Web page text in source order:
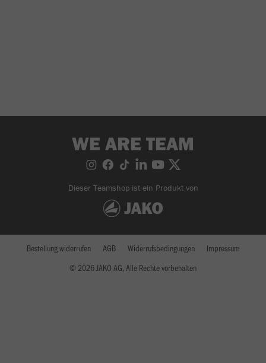
WE ARE TEAM
Dieser Teamshop ist ein Produkt von
© 2026 JAKO AG, Alle Rechte vorbehalten
Bestellung widerrufen AGB Widerrufsbedingungen Impressum